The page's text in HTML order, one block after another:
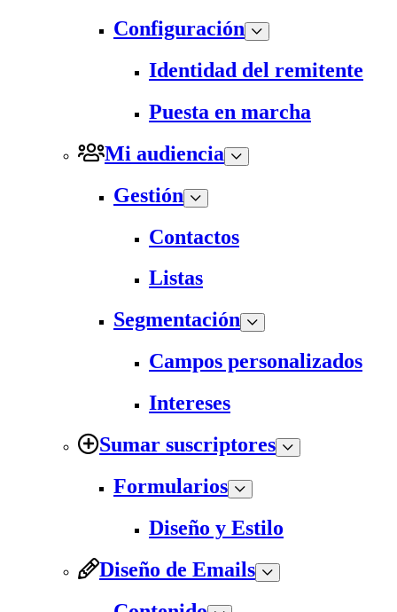
Configuración
Identidad del remitente
Puesta en marcha
Mi audiencia
Gestión
Contactos
Listas
Segmentación
Campos personalizados
Intereses
Sumar suscriptores
Formularios
Diseño y Estilo
Diseño de Emails